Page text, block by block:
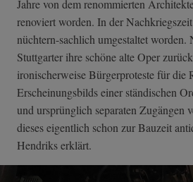
Jahre von dem renommierten
renoviert worden. In der
nüchtern-sachlich umgestaltet
Stuttgarter ihre schöne alte Oper
ironischerweise Bürgerproteste für die
Erscheinungsbilds einer ständischen
und ursprünglich separaten Zugängen
dieses eigentlich schon zur Bauzeit
Hendriks erklärt.